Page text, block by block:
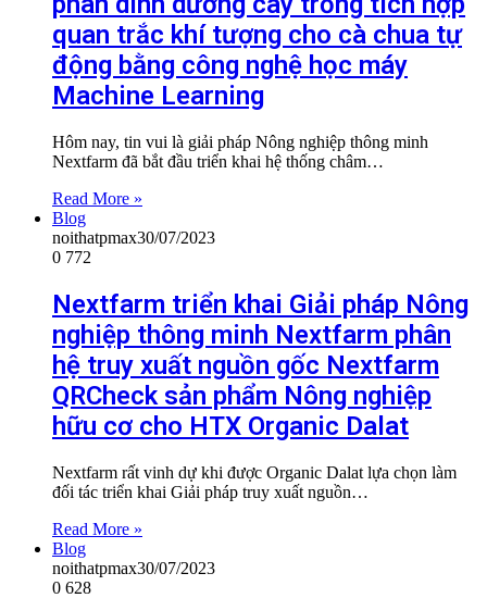
quan trắc khí tượng cho cà chua tự
động bằng công nghệ học máy
Machine Learning
Hôm nay, tin vui là giải pháp Nông nghiệp thông minh
Nextfarm đã bắt đầu triển khai hệ thống châm…
Read More »
Blog
noithatpmax30/07/2023
0 772
Nextfarm triển khai Giải pháp Nông
nghiệp thông minh Nextfarm phân
hệ truy xuất nguồn gốc Nextfarm
QRCheck sản phẩm Nông nghiệp
hữu cơ cho HTX Organic Dalat
Nextfarm rất vinh dự khi được Organic Dalat lựa chọn làm
đối tác triển khai Giải pháp truy xuất nguồn…
Read More »
Blog
noithatpmax30/07/2023
0 628